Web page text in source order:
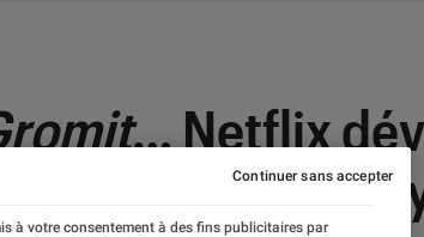
… Netflix
Festival
à votre consentement à des fins publicitaires par
Continuer sans accepter